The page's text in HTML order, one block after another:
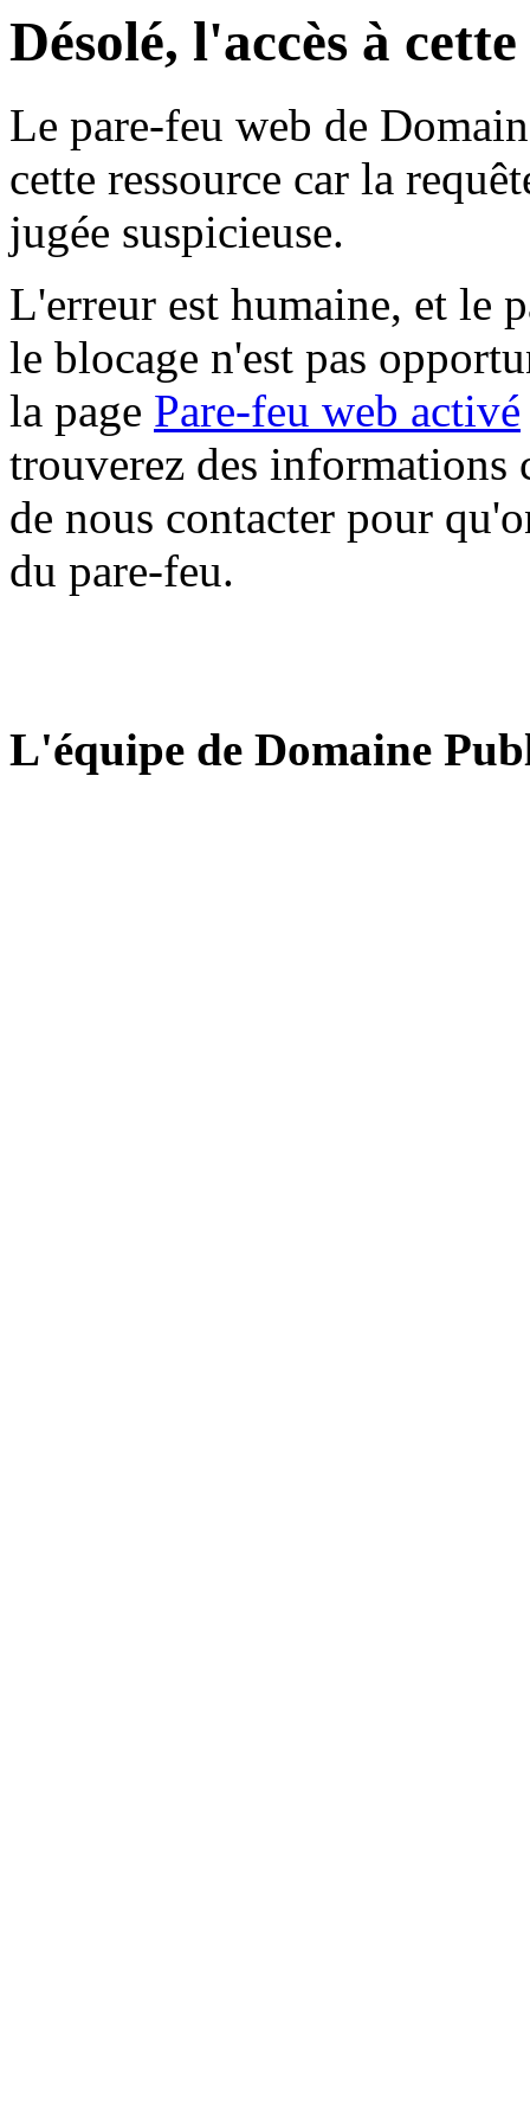
Désolé, l'accès à
Le pare-feu web de
cette ressource car la
jugée suspicieuse.
L'erreur est humaine, et le
le blocage n'est pas
la page Pare-feu web activé
trouverez des informations
de nous contacter pour
du pare-feu.
L'équipe de Domaine